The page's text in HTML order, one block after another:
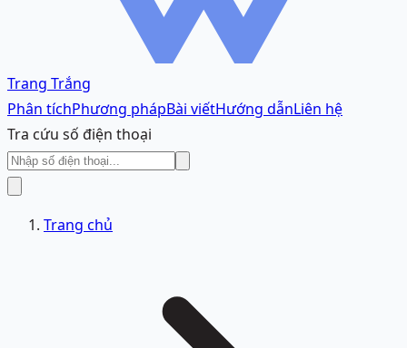
Trang Trắng
Phân tíchPhương phápBài viếtHướng dẫnLiên hệ
Tra cứu số điện thoại
Trang chủ